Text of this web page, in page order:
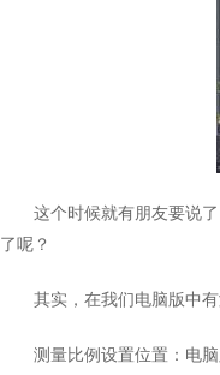
这个时候就有朋友要说
了呢？
其实，在我们电脑版中
测量比例设置位置：电